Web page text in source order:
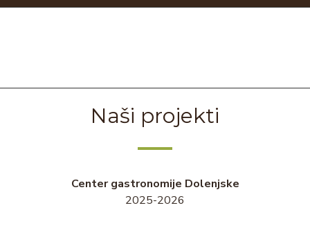
Naši projekti
Center gastronomije Dolenjske
2025-2026